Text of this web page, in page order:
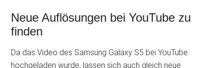
Neue Auflösungen bei YouTube zu
finden
Da das Video des Samsung Galaxy S5 bei YouTube
hochgeladen wurde, lassen sich auch gleich neue